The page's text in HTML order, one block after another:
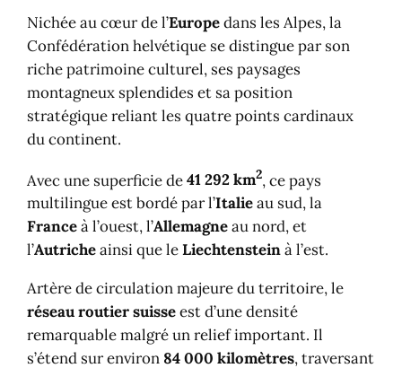
Vignette électronique, mode d'emploi
Avantages de la vignette
électronique
Défis et solutions
Carte du réseau soumis à la vignette
Comparaison européenne
Histoires des autoroutes Suisse
Nichée au cœur de l’Europedans les Alpes, la
Confédération helvétique se distingue par son
riche patrimoine culturel, ses paysages
montagneux splendides et sa position
stratégique reliant les quatre points cardinaux
du continent.
Avec une superficie de41 292 km2, ce pays
multilingue est bordé par l’Italieau sud, la
Franceà l’ouest, l’Allemagneau nord, et
l’Autricheainsi que leLiechtensteinà l’est.
Artère de circulation majeure du territoire, le
réseau routier suisseest d’une densité
remarquable malgré un relief important. Il
s’étend sur environ 84 000 kilomètres, traversant